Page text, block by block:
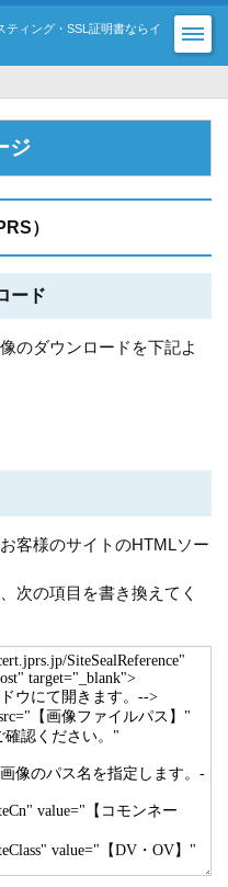
ティング・SSL証明書ならイ
ジ
）
ード
のダウンロードを下記よ
客様のサイトのHTMLソー
次の項目を書き換えてく